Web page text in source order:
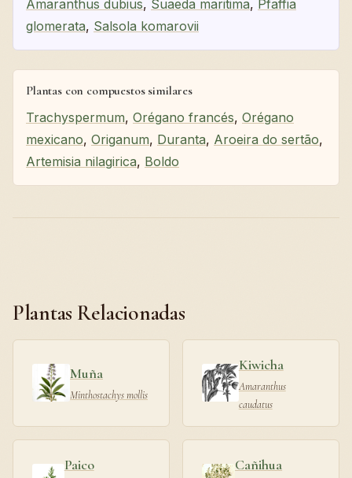
Amaranthus dubius, Suaeda maritima, Pfaffia
glomerata, Salsola komarovii
Plantas con compuestos similares
Trachyspermum, Orégano francés, Orégano
mexicano, Origanum, Duranta, Aroeira do sertão,
Artemisia nilagirica, Boldo
Plantas Relacionadas
Muña
Minthostachys mollis
Kiwicha
Amaranthus
caudatus
Paico Cañihua